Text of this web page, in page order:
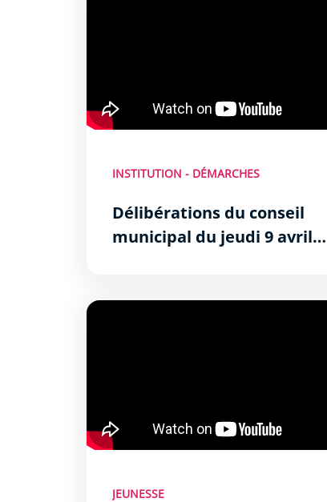
INSTITUTION - DÉMARCHES
Délibérations du conseil
municipal du jeudi 9 avril
JEUNESSE